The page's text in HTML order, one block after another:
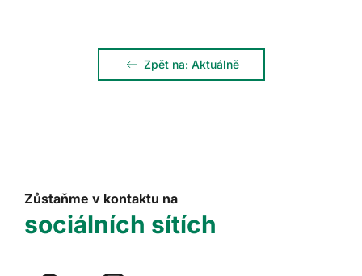
Zpět na: Aktuálně
Zůstaňme v kontaktu na
sociálních sítích